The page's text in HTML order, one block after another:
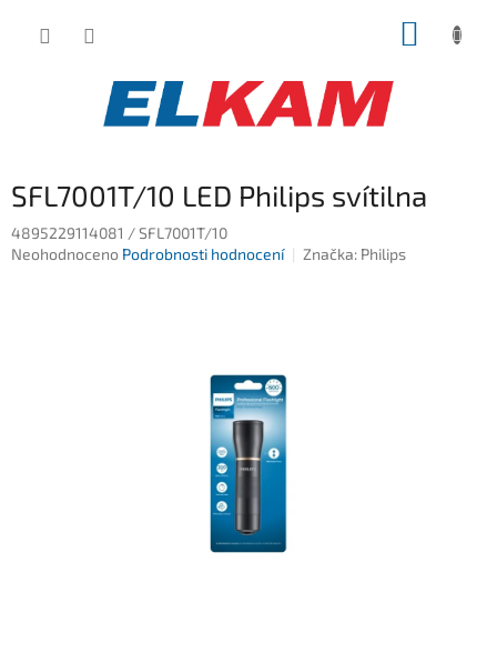
SFL7001T/10 LED Philips svítilna
4895229114081 / SFL7001T/10
Průměrné
Neohodnoceno Podrobnosti hodnocení Značka: Philips